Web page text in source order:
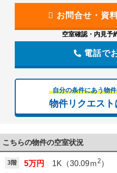
空室確認・内見予
電話で
自分の条件にあう物
物件リクエス
こちらの物件の空室状況
3階 5万円 1K（30.09ｍ2）